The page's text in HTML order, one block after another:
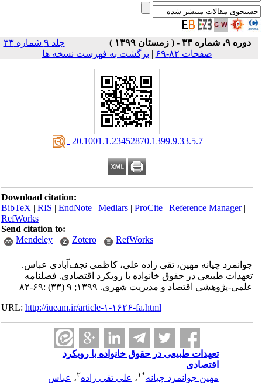
دوره ۹، شماره ۳۳ - ( زمستان ۱۳۹۹ )
جلد ۹ شماره ۳۳
صفحات ۸۲-۶۹
| برگشت به فهرست نسخه ها
‎ 20.1001.1.23452870.1399.9.33.5.7
Download citation:
BibTeX|RIS|EndNote|Medlars|ProCite|Reference Manager
RefWorks
Send citation to:
Mendeley
Zotero RefWorks
جوانمرد چیانه مهین، تقی زاده علی، کاظمی نجف‌آبادی عباس.
تعهدات طبیعی در حقوق خانواده با رویکرد اقتصادی. فصلنامه
علمی-پژوهشی اقتصاد و مدیریت شهری. ۱۳۹۹; ۹ (۳۳) :۶۹-۸۲
URL:http://iueam.ir/article-۱-۱۶۲۶-fa.html
تعهدات طبیعی در حقوق خانواده با رویکرد
اقتصادی
مهین جوانمرد چیانه* ۱،علی تقی زاده۲ ،عباس